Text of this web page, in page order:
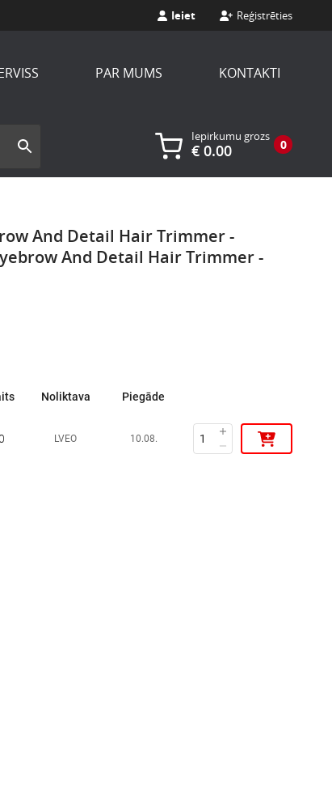
Ieiet Reģistrēties
PAR MUMS KONTAKTI
0
Iepirkumu grozs
€ 0.00
And Detail Hair Trimmer -
And Detail Hair Trimmer -
Noliktava Piegāde
LVEO 10.08.